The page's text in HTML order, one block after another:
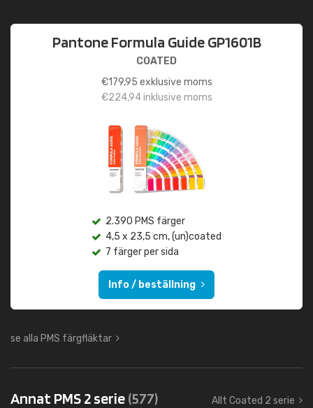
Pantone Formula Guide GP1601B
COATED
€179,95 exklusive moms
€224,94inklusive moms
2.390 PMS färger
4,5 x 23,5 cm, (un)coated
7 färger per sida
Info / beställning
se alla PMS färgfläktar
Annat PMS 2 serie(577) Allt Coated 2 serie